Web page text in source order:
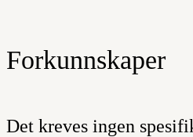
Forkunnskaper
Det kreves ingen